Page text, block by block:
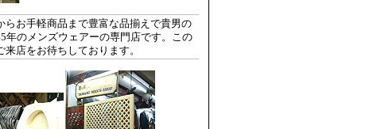
お手軽商品まで豊富な品揃えで貴男の
年のメンズウェアーの専門店です。この
店をお待ちしております。